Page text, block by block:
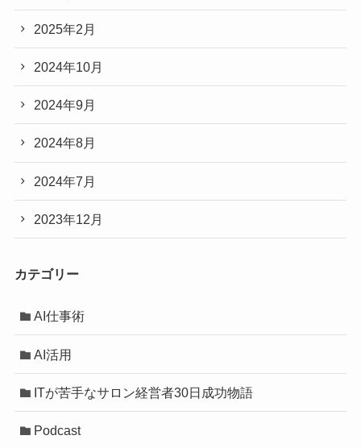
2025年2月
2024年10月
2024年9月
2024年8月
2024年7月
2023年12月
カテゴリー
AI仕事術
AI活用
ITが苦手なサロン経営者30日成功物語
Podcast